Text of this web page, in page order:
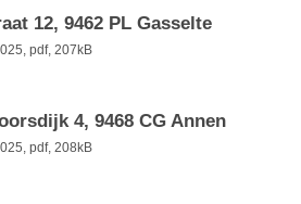
12, 9462 PL Gasselte
pdf, 207kB
4, 9468 CG Annen
pdf, 208kB